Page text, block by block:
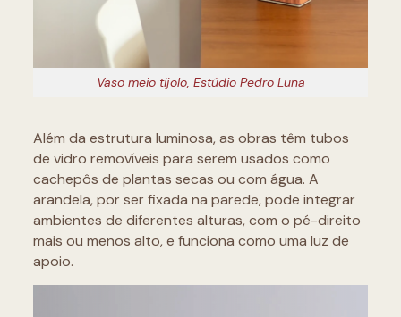
Vaso meio tijolo, Estúdio Pedro Luna
Além da estrutura luminosa, as obras têm tubos
de vidro removíveis para serem usados como
cachepôs de plantas secas ou com água. A
arandela, por ser fixada na parede, pode integrar
ambientes de diferentes alturas, com o pé-direito
mais ou menos alto, e funciona como uma luz de
apoio.